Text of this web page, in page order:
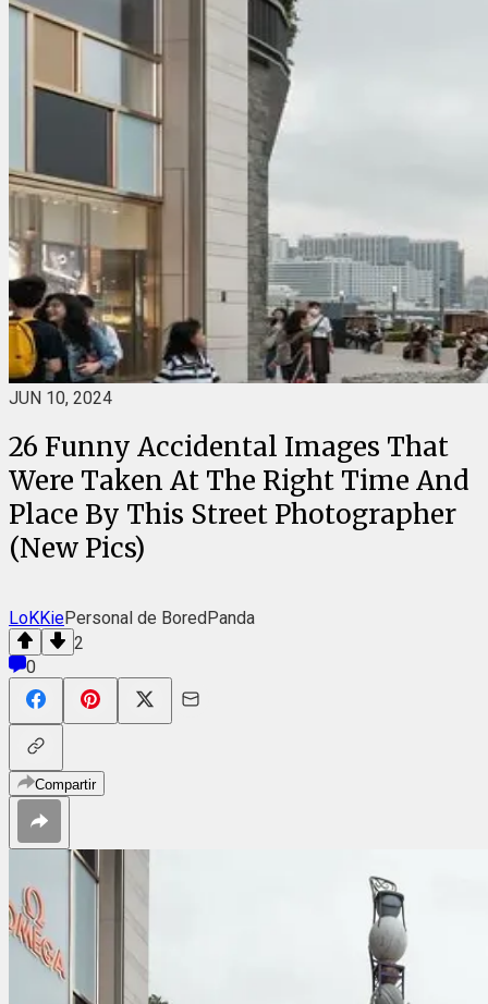
JUN 10, 2024
26 Funny Accidental Images That
Were Taken At The Right Time And
Place By This Street Photographer
(New Pics)
LoKKiePersonal de BoredPanda
2
0
Compartir